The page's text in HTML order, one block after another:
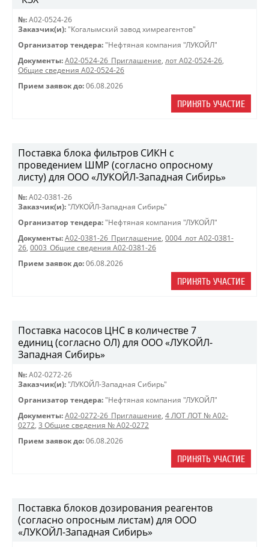
№: A02-0524-26
Заказчик(и): "Когалымский завод химреагентов"
Организатор тендера: "Нефтяная компания "ЛУКОЙЛ"
Документы: A02-0524-26_Приглашение, лот А02-0524-26,
Общие сведения А02-0524-26
Прием заявок до: 06.08.2026
ПРИНЯТЬ УЧАСТИЕ
Поставка блока фильтров СИКН с
проведением ШМР (согласно опросному
листу) для ООО «ЛУКОЙЛ-Западная Сибирь»
№: A02-0381-26
Заказчик(и): "ЛУКОЙЛ-Западная Сибирь"
Организатор тендера: "Нефтяная компания "ЛУКОЙЛ"
Документы: A02-0381-26_Приглашение, 0004_лот А02-0381-
26, 0003_Общие сведения А02-0381-26
Прием заявок до: 06.08.2026
ПРИНЯТЬ УЧАСТИЕ
Поставка насосов ЦНС в количестве 7
единиц (согласно ОЛ) для ООО «ЛУКОЙЛ-
Западная Сибирь»
№: A02-0272-26
Заказчик(и): "ЛУКОЙЛ-Западная Сибирь"
Организатор тендера: "Нефтяная компания "ЛУКОЙЛ"
Документы: A02-0272-26_Приглашение, 4 ЛОТ ЛОТ № A02-
0272, 3 Общие сведения № A02-0272
Прием заявок до: 06.08.2026
ПРИНЯТЬ УЧАСТИЕ
Поставка блоков дозирования реагентов
(согласно опросным листам) для ООО
«ЛУКОЙЛ-Западная Сибирь»